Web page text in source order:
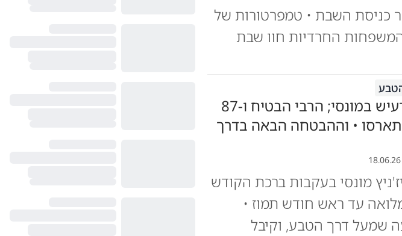
כניסת השבת • טמפרטורות של
המשפחות החרדיות חוו שבת
מופת מרעיש במונסי; הרבי הבטיח ו-87
• וההבטחה הבאה בדרך
18.06.26
מונסי בעקבות ברכת הקודש
עד ראש חודש תמוז •
שמעל דרך הטבע, וקיבל